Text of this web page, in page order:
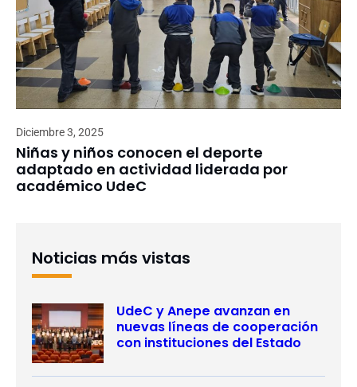
Diciembre 3, 2025
Niñas y niños conocen el deporte
adaptado en actividad liderada por
académico UdeC
Noticias más vistas
UdeC y Anepe avanzan en
nuevas líneas de cooperación
con instituciones del Estado